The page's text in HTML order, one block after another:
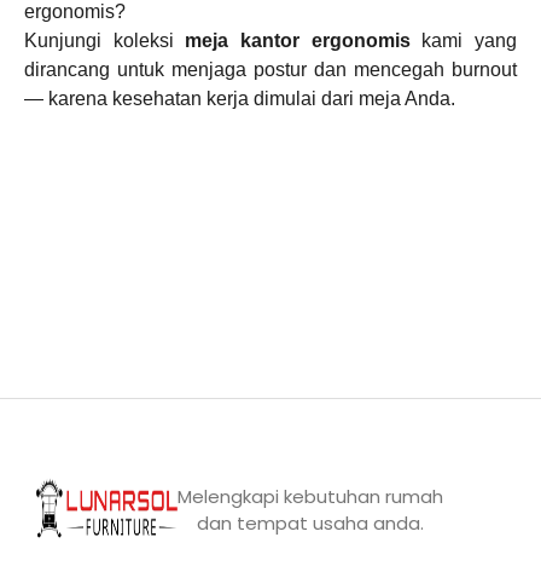
ergonomis?
Kunjungi koleksi meja kantor ergonomiskami yang
dirancang untuk menjaga postur dan mencegah burnout
— karena kesehatan kerja dimulai dari meja Anda.
Melengkapi kebutuhan rumah
dan tempat usaha anda.